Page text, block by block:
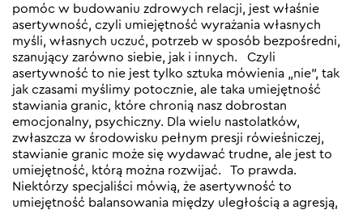
pomóc w budowaniu zdrowych relacji, jest właśnie
asertywność, czyli umiejętność wyrażania własnych
myśli, własnych uczuć, potrzeb w sposób bezpośredni,
szanujący zarówno siebie, jak i innych. Czyli
asertywność to nie jest tylko sztuka mówienia „nie”, tak
jak czasami myślimy potocznie, ale taka umiejętność
stawiania granic, które chronią nasz dobrostan
emocjonalny, psychiczny. Dla wielu nastolatków,
zwłaszcza w środowisku pełnym presji rówieśniczej,
stawianie granic może się wydawać trudne, ale jest to
umiejętność, którą można rozwijać. To prawda.
Niektórzy specjaliści mówią, że asertywność to
umiejętność balansowania między uległością a agresją,